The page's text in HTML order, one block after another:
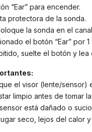
“Ear” para encender.
protectora de la sonda.
la sonda en el
el botón “Ear” por 1
suelte el botón y lea
el visor (lente/sensor)
limpio antes de tomar
está dañado o
seco, lejos del calor